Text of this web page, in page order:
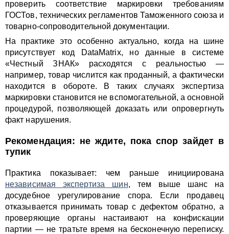
проверить соответствие маркировки требованиям
ГОСТов, технических регламентов Таможенного союза и
товарно-сопроводительной документации.
На практике это особенно актуально, когда на шине
присутствует код DataMatrix, но данные в системе
«Честный ЗНАК» расходятся с реальностью —
например, товар числится как проданный, а фактически
находится в обороте. В таких случаях экспертиза
маркировки становится не вспомогательной, а основной
процедурой, позволяющей доказать или опровергнуть
факт нарушения.
Рекомендация: не ждите, пока спор зайдет в
тупик
Практика показывает: чем раньше инициирована
независимая экспертиза шин, тем выше шанс на
досудебное урегулирование спора. Если продавец
отказывается принимать товар с дефектом обратно, а
проверяющие органы настаивают на конфискации
партии — не тратьте время на бесконечную переписку.